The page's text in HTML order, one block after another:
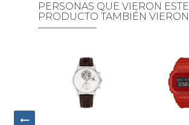
PERSONAS QUE VIERON ESTE
PRODUCTO TAMBIÉN VIERON